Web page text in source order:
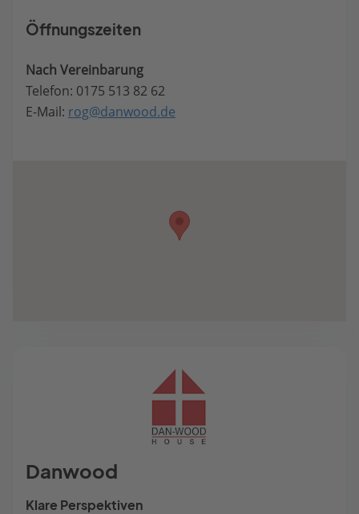
Öffnungszeiten
Nach Vereinbarung
Telefon: 0175 513 82 62
E-Mail: rog@danwood.de
Danwood
Klare Perspektiven